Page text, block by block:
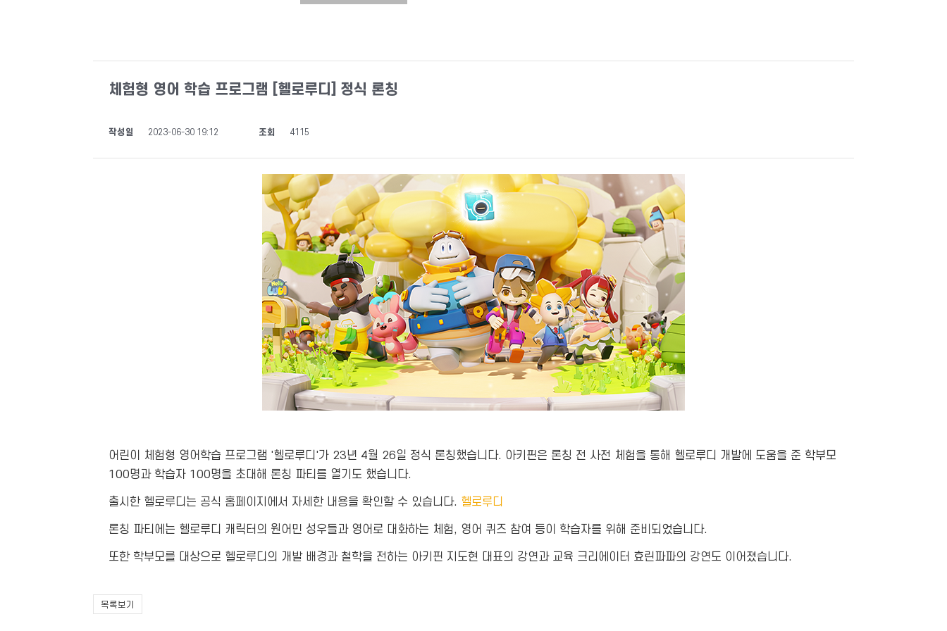
체험형 영어 학습 프로그램 [헬로루디] 정식 론칭
작성일 2023-06-30 19:12 조회 4115
어린이 체험형 영어학습 프로그램 '헬로루디'가 23년 4월 26일 정식 론칭했습니다. 아키핀은 론칭 전 사전 체험을 통해 헬로루디 개발에 도움을 준 학부모
100명과 학습자 100명을 초대해 론칭 파티를 열기도 했습니다.
출시한 헬로루디는 공식 홈페이지에서 자세한 내용을 확인할 수 있습니다. 헬로루디
론칭 파티에는 헬로루디 캐릭터의 원어민 성우들과 영어로 대화하는 체험, 영어 퀴즈 참여 등이 학습자를 위해 준비되었습니다.
또한 학부모를 대상으로 헬로루디의 개발 배경과 철학을 전하는 아키핀 지도현 대표의 강연과 교육 크리에이터 효린파파의 강연도 이어졌습니다.
목록보기